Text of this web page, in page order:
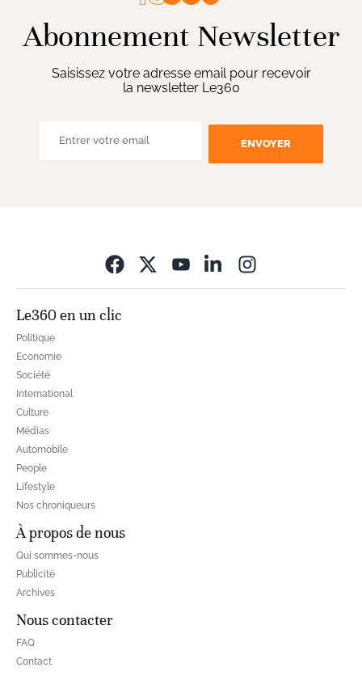
Abonnement Newsletter
Saisissez votre adresse email pour recevoir
la newsletter Le360
ENVOYER
Le360 en un clic
Politique
Economie
Société
International
Culture
Médias
Automobile
People
Lifestyle
Nos chroniqueurs
À propos de nous
Qui sommes-nous
Publicité
Archives
Nous contacter
FAQ
Contact